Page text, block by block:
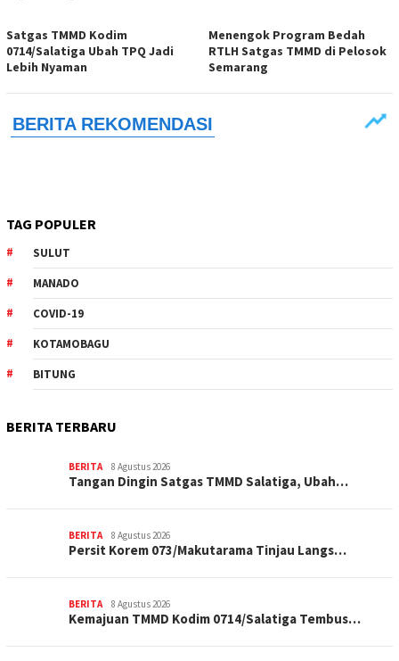
Satgas TMMD Kodim
0714/Salatiga Ubah TPQ Jadi
Lebih Nyaman
Menengok Program Bedah
RTLH Satgas TMMD di Pelosok
Semarang
TAG POPULER
SULUT
MANADO
COVID-19
KOTAMOBAGU
BITUNG
BERITA TERBARU
BERITA 8 Agustus 2026
Tangan Dingin Satgas TMMD Salatiga, Ubah…
BERITA 8 Agustus 2026
Persit Korem 073/Makutarama Tinjau Langs…
BERITA 8 Agustus 2026
Kemajuan TMMD Kodim 0714/Salatiga Tembus…